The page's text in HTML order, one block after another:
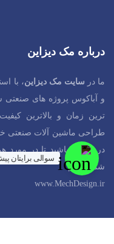
درباره مک دیزاین
ما در سایت مک دیزاین، با
و آباکوس پروژه های صنعتی
ترین زمان و بالاترین
طراحی ماشین آلات صنعتی
در ارتباط باشید تا در
شما باشیم.
www.MechDesign.ir
سوالی برایتان